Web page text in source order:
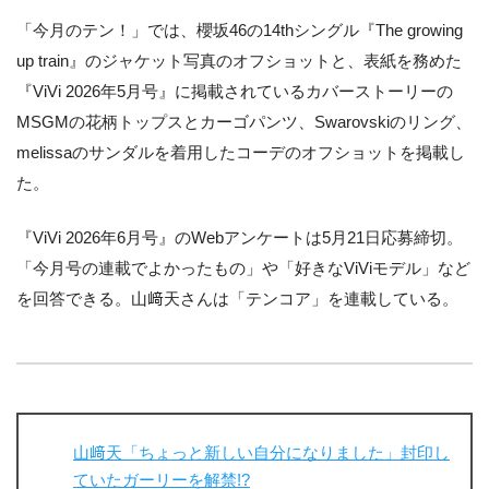
「今月のテン！」では、櫻坂46の14thシングル『The growing
up train』のジャケット写真のオフショットと、表紙を務めた
『ViVi 2026年5月号』に掲載されているカバーストーリーの
MSGMの花柄トップスとカーゴパンツ、Swarovskiのリング、
melissaのサンダルを着用したコーデのオフショットを掲載し
た。
『ViVi 2026年6月号』のWebアンケートは5月21日応募締切。
「今月号の連載でよかったもの」や「好きなViViモデル」など
を回答できる。山﨑天さんは「テンコア」を連載している。
山﨑天「ちょっと新しい自分になりました」封印し
ていたガーリーを解禁!?